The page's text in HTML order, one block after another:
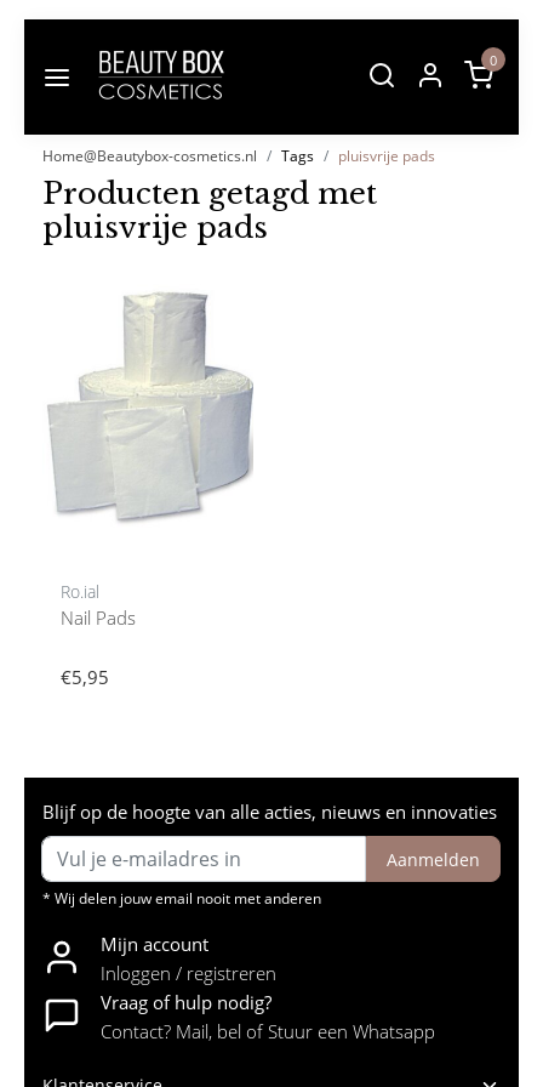
0
Home@Beautybox-cosmetics.nl Tags pluisvrije pads
Producten getagd met
pluisvrije pads
Ro.ial
Nail Pads
€5,95
Blijf op de hoogte van alle acties, nieuws en innovaties
Aanmelden
* Wij delen jouw email nooit met anderen
Mijn account
Inloggen / registreren
Vraag of hulp nodig?
Contact? Mail, bel of Stuur een Whatsapp